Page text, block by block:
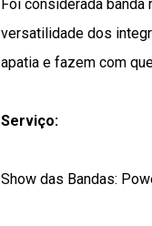
Foi considerada
versatilidade dos
apatia e fazem com
Serviço:
Show das Bandas: